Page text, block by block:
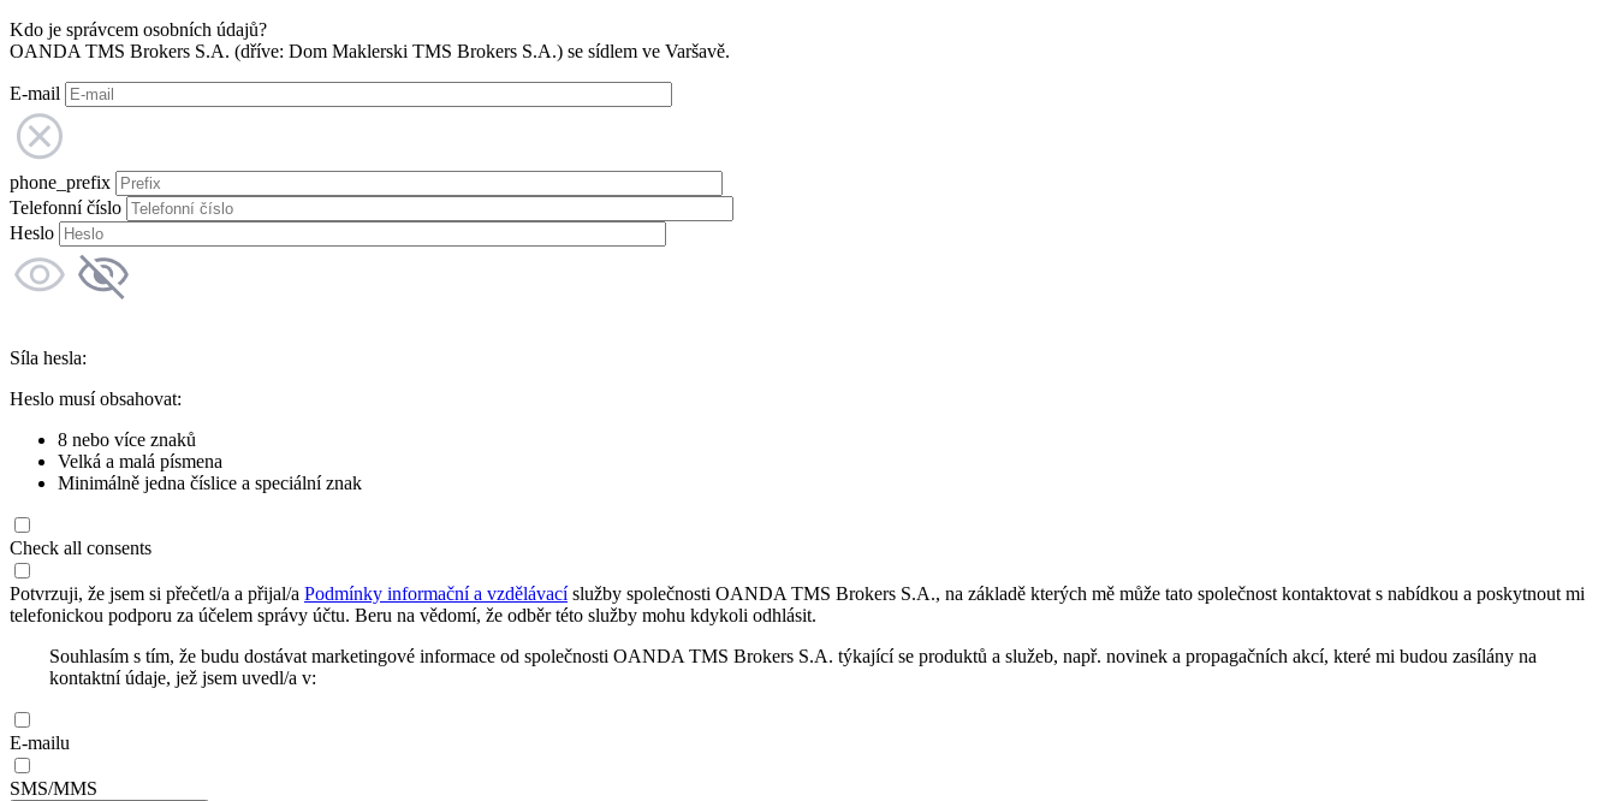
Kdo je správcem osobních údajů?
OANDA TMS Brokers S.A. (dříve: Dom Maklerski TMS Brokers S.A.) se sídlem ve Varšavě.
E-mail
phone_prefix
Telefonní číslo
Heslo
Síla hesla:
Heslo musí obsahovat:
8 nebo více znaků
Velká a malá písmena
Minimálně jedna číslice a speciální znak
Check all consents
Potvrzuji, že jsem si přečetl/a a přijal/a Podmínky informační a vzdělávacíslužby společnosti OANDA TMS Brokers S.A., na základě kterých mě může tato společnost kontaktovat s nabídkou a poskytnout mi
telefonickou podporu za účelem správy účtu. Beru na vědomí, že odběr této služby mohu kdykoli odhlásit.
Souhlasím s tím, že budu dostávat marketingové informace od společnosti OANDA TMS Brokers S.A. týkající se produktů a služeb, např. novinek a propagačních akcí, které mi budou zasílány na
kontaktní údaje, jež jsem uvedl/a v:
E-mailu
SMS/MMS